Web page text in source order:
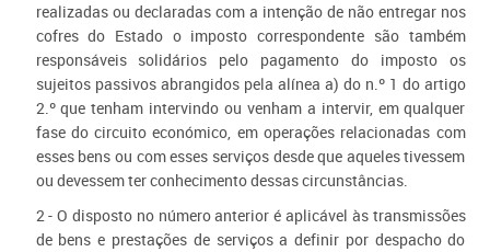
realizadas ou declaradas com a intenção de não entregar nos
cofres do Estado o imposto correspondente são também
responsáveis solidários pelo pagamento do imposto os
sujeitos passivos abrangidos pela alínea a) do n.º 1 do artigo
2.º que tenham intervindo ou venham a intervir, em qualquer
fase do circuito económico, em operações relacionadas com
esses bens ou com esses serviços desde que aqueles tivessem
ou devessem ter conhecimento dessas circunstâncias.
2 - O disposto no número anterior é aplicável às transmissões
de bens e prestações de serviços a definir por despacho do